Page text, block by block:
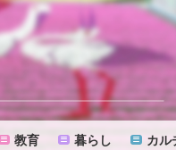
教育 暮らし カル